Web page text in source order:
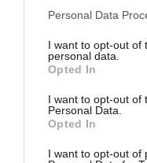
Personal Data
I want to opt-out of
personal data.
Opted In
I want to opt-out of
Personal Data.
Opted In
I want to opt-out of
Ταυτότητα
Ημερομηνία:
Τοποθεσία:
Κέντρο